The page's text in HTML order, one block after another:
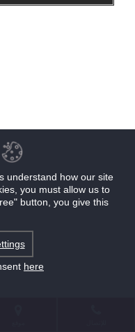
understand how our site
you must allow us to
button, you give this
here